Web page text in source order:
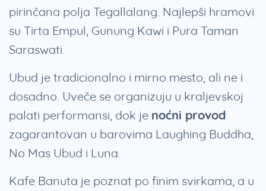
pirinčana polja Tegallalang. Najlepši hramovi
su Tirta Empul, Gunung Kawi i Pura Taman
Saraswati.
Ubud je tradicionalno i mirno mesto, ali ne i
dosadno. Uveče se organizuju u kraljevskoj
palati performansi, dok je noćni provod
zagarantovan u barovima Laughing Buddha,
No Mas Ubud i Luna.
Kafe Banuta je poznat po finim svirkama, a u